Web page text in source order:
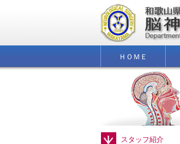
ＨＯＭＥ
スタッフ紹介